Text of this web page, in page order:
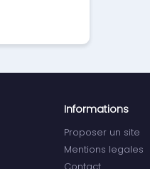
Informations
Proposer un site
Mentions legales